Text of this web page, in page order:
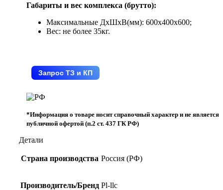
Габариты и вес комплекса (брутто):
Максимальные ДхШхВ(мм): 600x400x600;
Вес: не более 35кг.
Запрос ТЗ и КП
*Информация о товаре носит справочный характер и не является
публичной офертой (п.2 ст. 437 ГК РФ)
Детали
Страна производства Россия (РФ)
Производитель/Бренд Pl-llc